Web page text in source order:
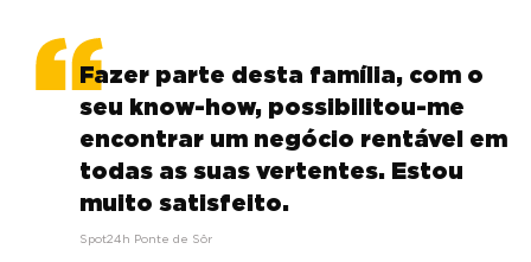
Fazer parte desta família, com o
seu know-how, possibilitou-me
encontrar um negócio rentável em
todas as suas vertentes. Estou
muito satisfeito.
Spot24h Ponte de Sôr